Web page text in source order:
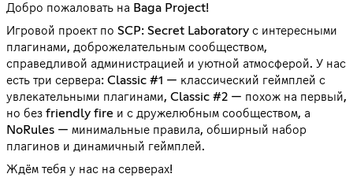
Добро пожаловать на Baga Project!
Игровой проект по SCP: Secret Laboratory с интересными
плагинами, доброжелательным сообществом,
справедливой администрацией и уютной атмосферой. У нас
есть три сервера: Classic #1 — классический геймплей с
увлекательными плагинами, Classic #2 — похож на первый,
но без friendly fire и с дружелюбным сообществом, а
NoRules — минимальные правила, обширный набор
плагинов и динамичный геймплей.
Ждём тебя у нас на серверах!